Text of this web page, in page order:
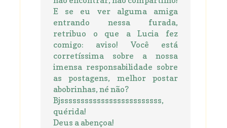
E se eu ver alguma amiga
entrando nessa furada,
retribuo o que a Lucia fez
comigo: aviso! Você está
corretíssima sobre a nossa
imensa responsabilidade sobre
as postagens, melhor postar
abobrinhas, né não?
Bjsssssssssssssssssssssssss,
quérida!
Deus a abençoa!